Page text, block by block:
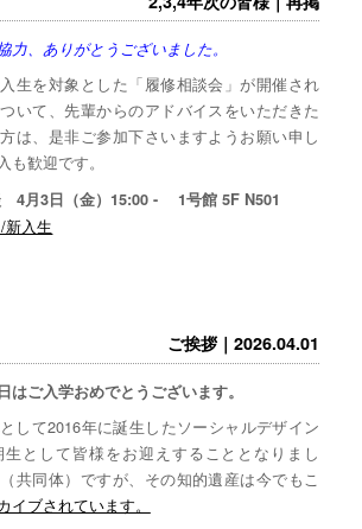
力、ありがとうございました。
生を対象とした「履修相談会」が開催され
いて、先輩からのアドバイスをいただきた
は、是非ご参加下さいますようお願い申し
歓迎です。
4月3日（金）15:00 - 1号館 5F N501
新入生
ご挨拶｜2026.04.01
はご入学おめでとうございます。
して2016年に誕生したソーシャルデザイン
として皆様をお迎えすることとなりまし
共同体）ですが、その知的遺産は今でもこ
イブされています。